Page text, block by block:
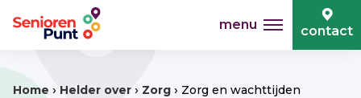
menu contact
Home › Helder over › Zorg › Zorg en wachttijden